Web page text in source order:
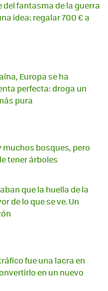
fantasma de la guerra
idea: regalar 700 € a
Europa se ha
perfecta: droga un
pura
muchos bosques, pero
tener árboles
que la huella de la
de lo que se ve. Un
fue una lacra en
en un nuevo